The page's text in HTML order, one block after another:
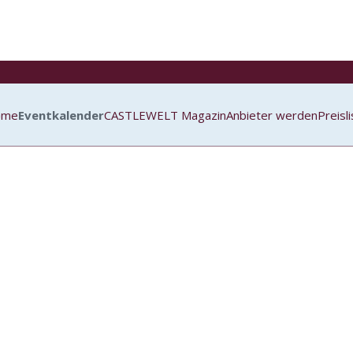
EventkalenderCASTLEWELT MagazinAnbieter werden